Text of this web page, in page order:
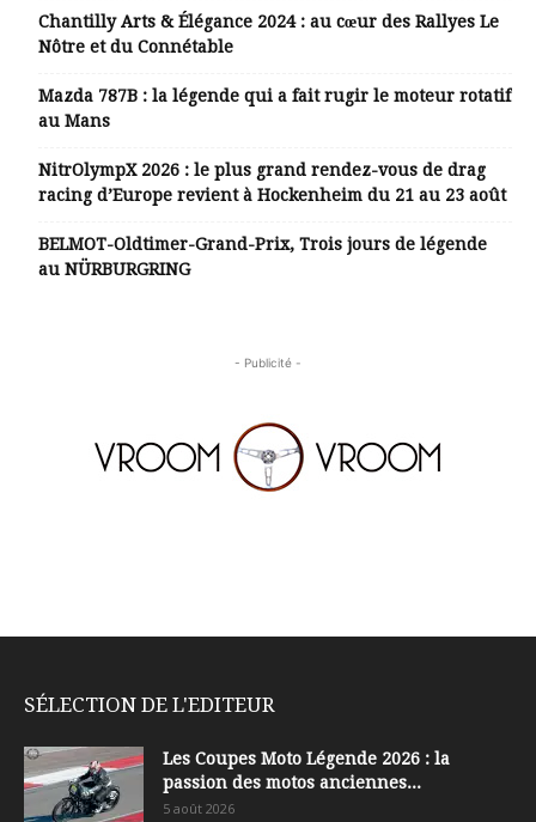
Chantilly Arts & Élégance 2024 : au cœur des Rallyes Le
Nôtre et du Connétable
Mazda 787B : la légende qui a fait rugir le moteur rotatif
au Mans
NitrOlympX 2026 : le plus grand rendez-vous de drag
racing d’Europe revient à Hockenheim du 21 au 23 août
BELMOT-Oldtimer-Grand-Prix, Trois jours de légende
au NÜRBURGRING
- Publicité -
SÉLECTION DE L'EDITEUR
Les Coupes Moto Légende 2026 : la
passion des motos anciennes...
5 août 2026